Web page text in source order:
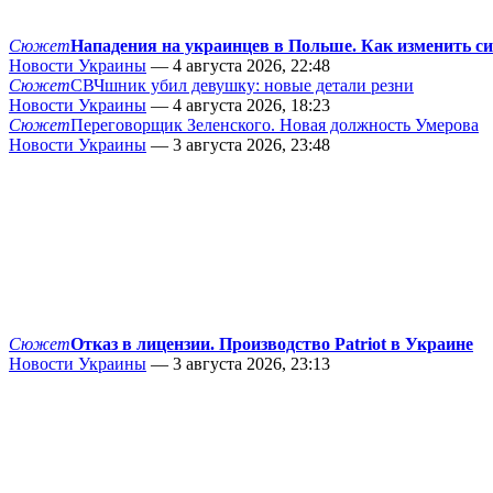
СюжетНападения на украинцев в Польше. Как изменить
Новости Украины — 4 августа 2026, 22:48
СюжетСВЧшник убил девушку: новые детали резни
Новости Украины — 4 августа 2026, 18:23
СюжетПереговорщик Зеленского. Новая должность Умерова
Новости Украины — 3 августа 2026, 23:48
СюжетОтказ в лицензии. Производство Patriot в Украине
Новости Украины — 3 августа 2026, 23:13